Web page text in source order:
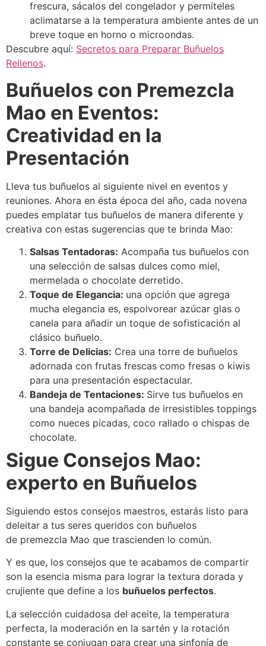
frescura, sácalos del congelador y permíteles
aclimatarse a la temperatura ambiente antes de un
breve toque en horno o microondas.
Descubre aquí: Secretos para Preparar Buñuelos
Rellenos.
Buñuelos con Premezcla
Mao en Eventos:
Creatividad en la
Presentación
Lleva tus buñuelos al siguiente nivel en eventos y
reuniones. Ahora en ésta época del año, cada novena
puedes emplatar tus buñuelos de manera diferente y
creativa con estas sugerencias que te brinda Mao:
Salsas Tentadoras: Acompaña tus buñuelos con
una selección de salsas dulces como miel,
mermelada o chocolate derretido.
Toque de Elegancia: una opción que agrega
mucha elegancia es, espolvorear azúcar glas o
canela para añadir un toque de sofisticación al
clásico buñuelo.
Torre de Delicias: Crea una torre de buñuelos
adornada con frutas frescas como fresas o kiwis
para una presentación espectacular.
Bandeja de Tentaciones: Sirve tus buñuelos en
una bandeja acompañada de irresistibles toppings
como nueces picadas, coco rallado o chispas de
chocolate.
Sigue Consejos Mao:
experto en Buñuelos
Siguiendo estos consejos maestros, estarás listo para
deleitar a tus seres queridos con buñuelos
de premezcla Mao que trascienden lo común.
Y es que, los consejos que te acabamos de compartir
son la esencia misma para lograr la textura dorada y
crujiente que define a los buñuelos perfectos.
La selección cuidadosa del aceite, la temperatura
perfecta, la moderación en la sartén y la rotación
constante se conjugan para crear una sinfonía de